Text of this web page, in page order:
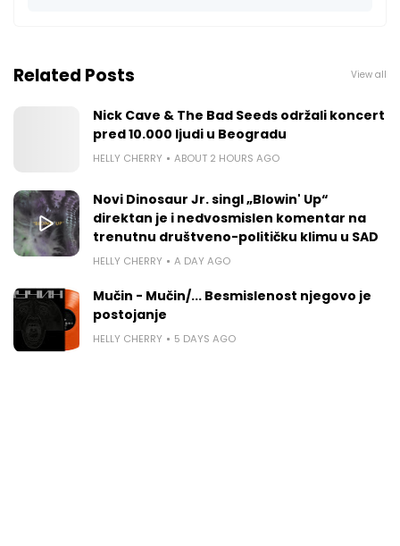
Related Posts View all
Nick Cave & The Bad Seeds održali koncert
pred 10.000 ljudi u Beogradu
HELLY CHERRY ABOUT 2 HOURS AGO
Novi Dinosaur Jr. singl „Blowin' Up“
direktan je i nedvosmislen komentar na
trenutnu društveno-političku klimu u SAD
HELLY CHERRY A DAY AGO
Mučin - Mučin/... Besmislenost njegovo je
postojanje
HELLY CHERRY 5 DAYS AGO